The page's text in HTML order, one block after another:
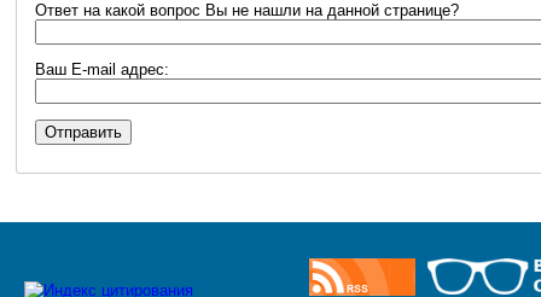
Ответ на какой вопрос Вы не нашли на данной странице?
Ваш E-mail адрес: